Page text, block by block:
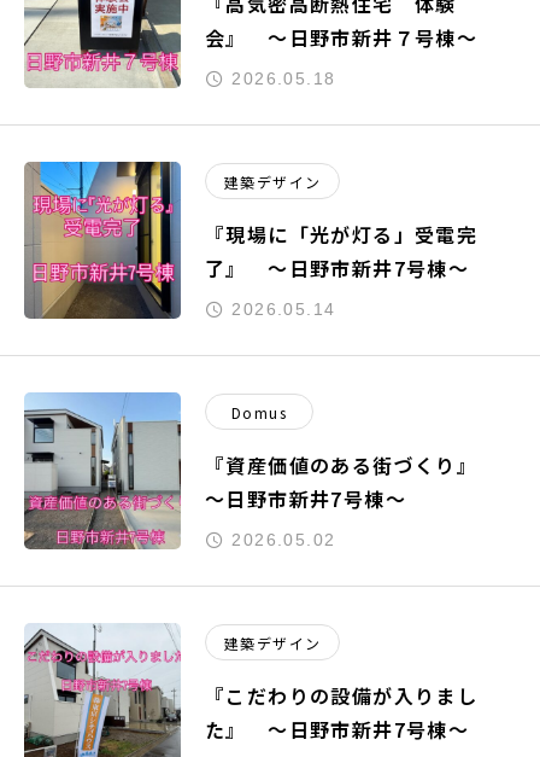
会』 ～日野市新井７号棟～
2026.05.18
建築デザイン
『現場に「光が灯る」受電完
了』 ～日野市新井7号棟～
2026.05.14
Domus
『資産価値のある街づくり』
～日野市新井7号棟～
2026.05.02
建築デザイン
『こだわりの設備が入りまし
た』 ～日野市新井7号棟～